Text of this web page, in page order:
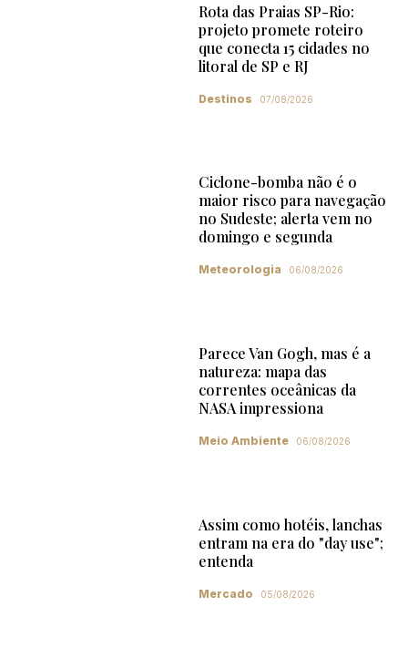
Rota das Praias SP-Rio:
projeto promete roteiro
que conecta 15 cidades no
litoral de SP e RJ
Destinos 07/08/2026
Ciclone-bomba não é o
maior risco para navegação
no Sudeste; alerta vem no
domingo e segunda
Meteorologia 06/08/2026
Parece Van Gogh, mas é a
natureza: mapa das
correntes oceânicas da
NASA impressiona
Meio Ambiente 06/08/2026
Assim como hotéis, lanchas
entram na era do "day use";
entenda
Mercado 05/08/2026